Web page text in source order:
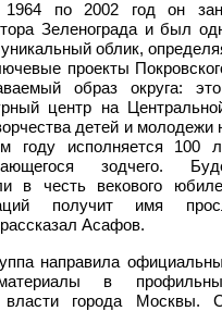
1964 по 2002 год он
Зеленограда и был
уникальный облик,
проекты
образ округа:
центр на
детей и молодежи
году исполняется 100
зодчего.
в честь векового
получит имя
Асафов.
направила
в
власти города Москвы.